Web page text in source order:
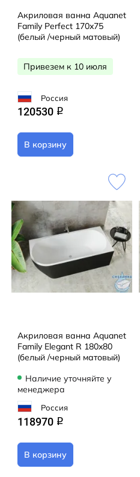
Акриловая ванна Aquanet
Family Perfect 170x75
(белый /черный матовый)
Привезем к 10 июля
Россия
120530 q
В корзину
Акриловая ванна Aquanet
Family Elegant R 180x80
(белый /черный матовый)
Наличие уточняйте у
менеджера
Россия
118970 q
В корзину